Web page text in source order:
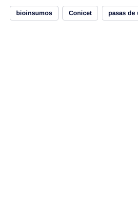
bioinsumos Conicet pasas de